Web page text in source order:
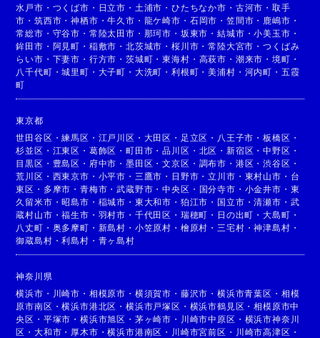
水戸市 ・ つくば市 ・ 日立市 ・ 土浦市 ・ひたちなか市 ・ 古河市 ・ 取手
市 ・筑西市 ・神栖市 ・牛久市 ・ 龍ケ崎市 ・ 石岡市 ・ 笠間市 ・ 鹿嶋市 ・
常総市 ・ 守谷市 ・ 常陸太田市 ・ 那珂市 ・ 坂東市 ・結城市 ・小美玉市 ・
鉾田市 ・ 阿見町 ・ 稲敷市 ・北茨城市 ・桜川市 ・常陸大宮市 ・つくばみ
らい市 ・ 下妻市 ・ 行方市 ・茨城町 ・東海村 ・ 高萩市 ・ 潮来市 ・ 境町 ・
八千代町 ・城里町 ・ 大子町 ・ 大洗町 ・利根町 ・美浦村 ・ 河内町 ・ 五霞
町
東京都
世田谷区 ・練馬区 ・ 江戸川区 ・ 大田区 ・ 足立区 ・ 八王子市 ・板橋区 ・
杉並区 ・ 江東区 ・ 葛飾区 ・町田市 ・品川区 ・ 北区 ・ 新宿区 ・中野区 ・
目黒区 ・ 豊島区 ・ 府中市 ・墨田区 ・文京区 ・ 調布市 ・ 港区 ・渋谷区 ・
荒川区 ・ 西東京市 ・ 小平市 ・ 三鷹市 ・ 日野市 ・立川市 ・ 東村山市 ・ 台
東区 ・ 多摩市 ・青梅市 ・武蔵野市 ・中央区 ・ 国分寺市 ・ 小金井市 ・ 東
久留米市 ・昭島市 ・ 稲城市 ・ 東大和市 ・ 狛江市 ・ 国立市 ・清瀬市 ・ 武
蔵村山市 ・福生市 ・ 羽村市 ・ 千代田区 ・ 瑞穂町 ・ 日の出町 ・大島町 ・
八丈町 ・ 奥多摩町 ・ 新島村 ・ 小笠原村 ・ 檜原村 ・ 三宅村 ・神津島村 ・
御蔵島村 ・利島村 ・ 青ヶ島村
神奈川県
横浜市 ・ 川崎市 ・ 相模原市 ・ 横須賀市 ・ 藤沢市 ・横浜市青葉区 ・ 相模
原市南区 ・横浜市港北区 ・横浜市戸塚区 ・ 横浜市鶴見区 ・相模原市中
央区 ・ 平塚市 ・横浜市旭区 ・ 茅ヶ崎市 ・ 川崎市中原区 ・ 横浜市神奈川
区 ・大和市 ・ 厚木市 ・横浜市港南区 ・ 川崎市宮前区 ・ 川崎市高津区 ・